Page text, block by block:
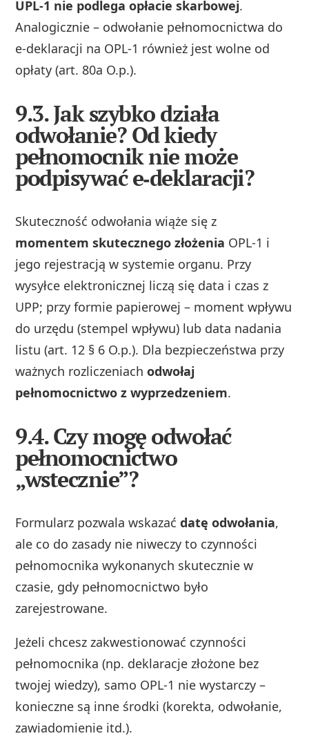
UPL‑1 nie podlega opłacie skarbowej.
Analogicznie – odwołanie pełnomocnictwa do
e‑deklaracji na OPL‑1 również jest wolne od
opłaty (art. 80a O.p.).
9.3. Jak szybko działa
odwołanie? Od kiedy
pełnomocnik nie może
podpisywać e‑deklaracji?
Skuteczność odwołania wiąże się z
momentem skutecznego złożenia OPL‑1 i
jego rejestracją w systemie organu. Przy
wysyłce elektronicznej liczą się data i czas z
UPP; przy formie papierowej – moment wpływu
do urzędu (stempel wpływu) lub data nadania
listu (art. 12 § 6 O.p.). Dla bezpieczeństwa przy
ważnych rozliczeniachodwołaj
pełnomocnictwo z wyprzedzeniem.
9.4. Czy mogę odwołać
pełnomocnictwo
„wstecznie”?
Formularz pozwala wskazaćdatę odwołania,
ale co do zasady nie niweczy to czynności
pełnomocnika wykonanych skutecznie w
czasie, gdy pełnomocnictwo było
zarejestrowane.
Jeżeli chcesz zakwestionować czynności
pełnomocnika (np. deklaracje złożone bez
twojej wiedzy), samo OPL‑1 nie wystarczy –
konieczne są inne środki (korekta, odwołanie,
zawiadomienie itd.).